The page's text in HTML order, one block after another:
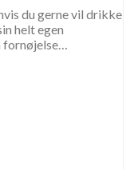
du gerne vil drikke
helt egen
fornøjelse…